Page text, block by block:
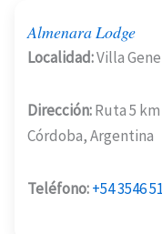
Almenara Lodge
Localidad:Villa
Dirección:Ruta 5
Córdoba, Argentina
Teléfono:+54 3546